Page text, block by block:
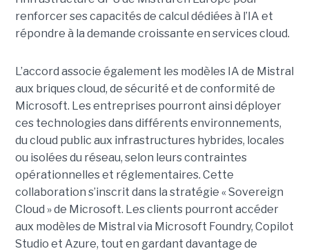
renforcer ses capacités de calcul dédiées à l’IA et
répondre à la demande croissante en services cloud.
L’accord associe également les modèles IA de Mistral
aux briques cloud, de sécurité et de conformité de
Microsoft. Les entreprises pourront ainsi déployer
ces technologies dans différents environnements,
du cloud public aux infrastructures hybrides, locales
ou isolées du réseau, selon leurs contraintes
opérationnelles et réglementaires. Cette
collaboration s’inscrit dans la stratégie « Sovereign
Cloud » de Microsoft. Les clients pourront accéder
aux modèles de Mistral via Microsoft Foundry, Copilot
Studio et Azure, tout en gardant davantage de